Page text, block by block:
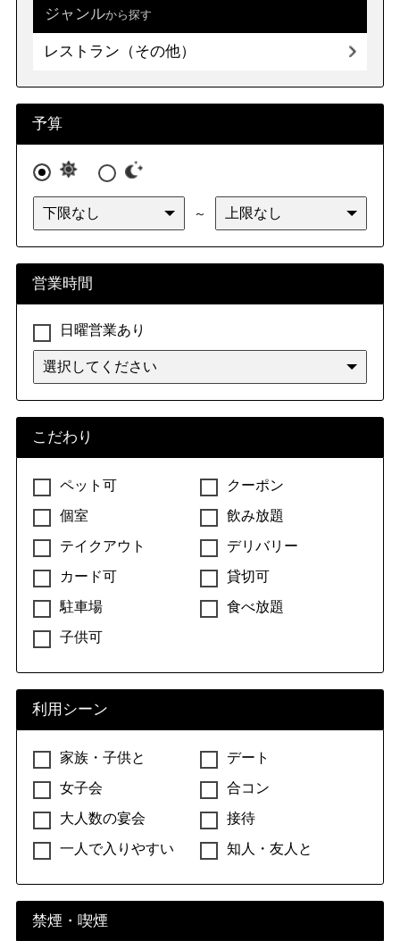
浜松町・田町・品川
伊豆諸島・小笠原
ジャンルから探す
レストラン（その他）
弁当・おにぎり
弁当 おにぎり
予算
～
営業時間
日曜営業あり
こだわり
ペット可
クーポン
個室
飲み放題
テイクアウト
デリバリー
カード可
貸切可
駐車場
食べ放題
子供可
利用シーン
家族・子供と
デート
女子会
合コン
大人数の宴会
接待
一人で入りやすい
知人・友人と
禁煙・喫煙